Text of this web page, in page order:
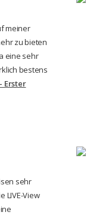
meiner
zu bieten
eine sehr
bestens
Erster
sehr
LIVE-View